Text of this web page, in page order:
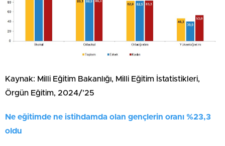
Kaynak: Milli Eğitim Bakanlığı, Milli Eğitim İstatistikleri,
Örgün Eğitim, 2024/’25
Ne eğitimde ne istihdamda olan gençlerin oranı %23,3
oldu